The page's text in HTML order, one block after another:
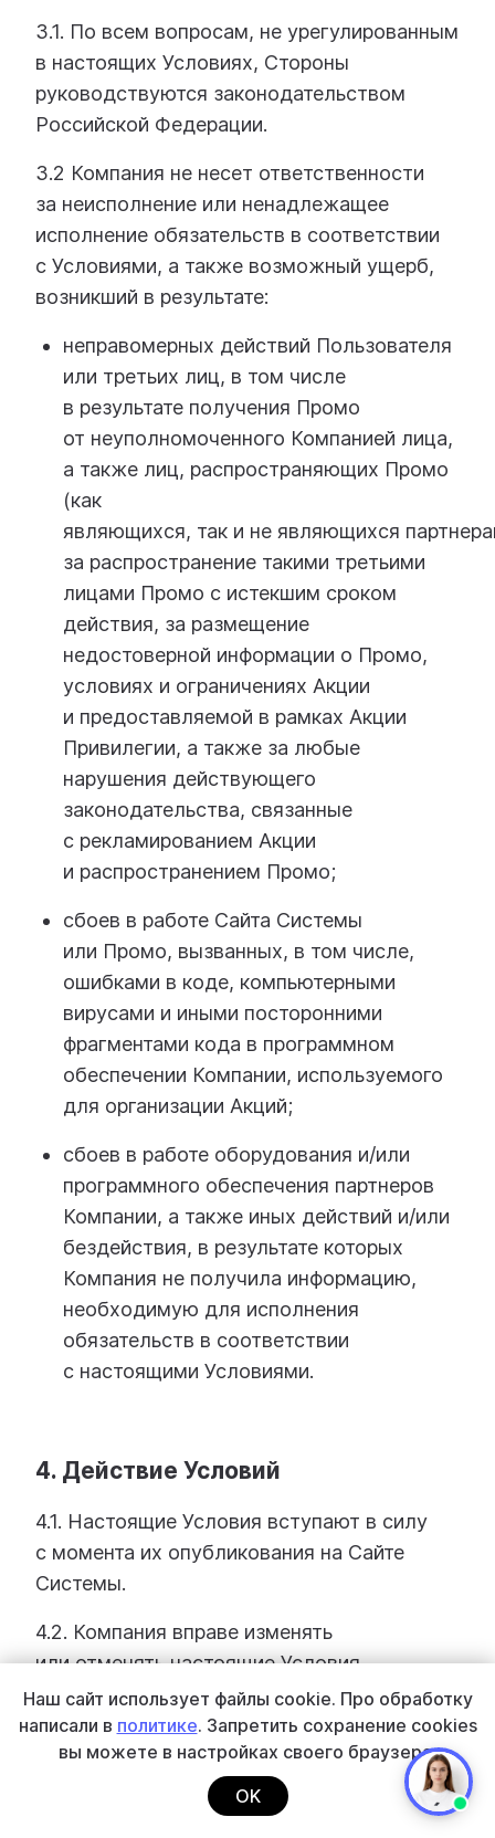
3.1. По всем вопросам, не урегулированным
в настоящих Условиях, Стороны
руководствуются законодательством
Российской Федерации.
3.2 Компания не несет ответственности
за неисполнение или ненадлежащее
исполнение обязательств в соответствии
с Условиями, а также возможный ущерб,
возникший в результате:
неправомерных действий Пользователя
или третьих лиц, в том числе
в результате получения Промо
от неуполномоченного Компанией лица,
а также лиц, распространяющих Промо
(как
являющихся, так и не являющихся
за распространение такими третьими
лицами Промо с истекшим сроком
действия, за размещение
недостоверной информации о Промо,
условиях и ограничениях Акции
и предоставляемой в рамках Акции
Привилегии, а также за любые
нарушения действующего
законодательства, связанные
с рекламированием Акции
и распространением Промо;
сбоев в работе Сайта Системы
или Промо, вызванных, в том числе,
ошибками в коде, компьютерными
вирусами и иными посторонними
фрагментами кода в программном
обеспечении Компании, используемого
для организации Акций;
сбоев в работе оборудования и/или
программного обеспечения партнеров
Компании, а также иных действий и/или
бездействия, в результате которых
Компания не получила информацию,
необходимую для исполнения
обязательств в соответствии
с настоящими Условиями.
4. Действие Условий
4.1. Настоящие Условия вступают в силу
с момента их опубликования на Сайте
Системы.
4.2. Компания вправе изменять
или отменять настоящие Условия
в одностороннем порядке. Если иное
не определено Компанией, настоящие
Условия считаются измененными
или отмененными с момента публикации
Компанией новой редакции Условий
Наш сайт использует файлы cookie. Про обработку
написали в политике. Запретить сохранение cookies
вы можете в настройках своего браузера.
OK